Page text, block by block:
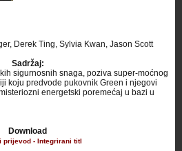
Derek Ting, Sylvia Kwan, Jason Scott
Sadržaj:
sigurnosnih snaga, poziva super-moćnog
koju predvode pukovnik Green i njegovi
energetski poremećaj u bazi u
Download
prijevod - Integrirani titl